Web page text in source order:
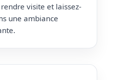
visite et laissez-
une ambiance